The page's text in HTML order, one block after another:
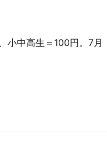
小中高生＝100円。7月